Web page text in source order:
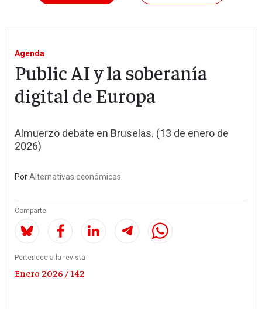
Agenda
Public AI y la soberanía
digital de Europa
Almuerzo debate en Bruselas. (13 de enero de
2026)
PorAlternativas económicas
Comparte
Pertenece a la revista
Enero 2026 / 142